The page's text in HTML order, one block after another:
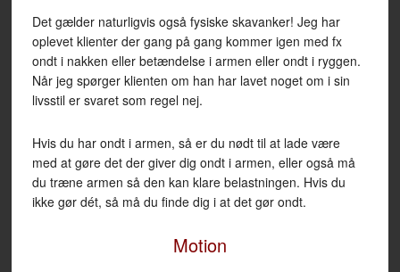
Det gælder naturligvis også fysiske skavanker! Jeg har
oplevet klienter der gang på gang kommer igen med fx
ondt i nakken eller betændelse i armen eller ondt i ryggen.
Når jeg spørger klienten om han har lavet noget om i sin
livsstil er svaret som regel nej.
Hvis du har ondt i armen, så er du nødt til at lade være
med at gøre det der giver dig ondt i armen, eller også må
du træne armen så den kan klare belastningen. Hvis du
ikke gør dét, så må du finde dig i at det gør ondt.
Motion